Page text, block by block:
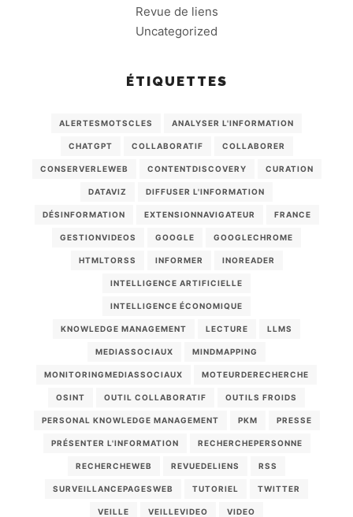
Revue de liens
Uncategorized
ÉTIQUETTES
ALERTESMOTSCLES ANALYSER L'INFORMATION
CHATGPT COLLABORATIF COLLABORER
CONSERVERLEWEB CONTENTDISCOVERY CURATION
DATAVIZ DIFFUSER L'INFORMATION
DÉSINFORMATION EXTENSIONNAVIGATEUR FRANCE
GESTIONVIDEOS GOOGLE GOOGLECHROME
HTMLTORSS INFORMER INOREADER
INTELLIGENCE ARTIFICIELLE
INTELLIGENCE ÉCONOMIQUE
KNOWLEDGE MANAGEMENT LECTURE LLMS
MEDIASSOCIAUX MINDMAPPING
MONITORINGMEDIASSOCIAUX MOTEURDERECHERCHE
OSINT OUTIL COLLABORATIF OUTILS FROIDS
PERSONAL KNOWLEDGE MANAGEMENT PKM PRESSE
PRÉSENTER L'INFORMATION RECHERCHEPERSONNE
RECHERCHEWEB REVUEDELIENS RSS
SURVEILLANCEPAGESWEB TUTORIEL TWITTER
VEILLE VEILLEVIDEO VIDEO